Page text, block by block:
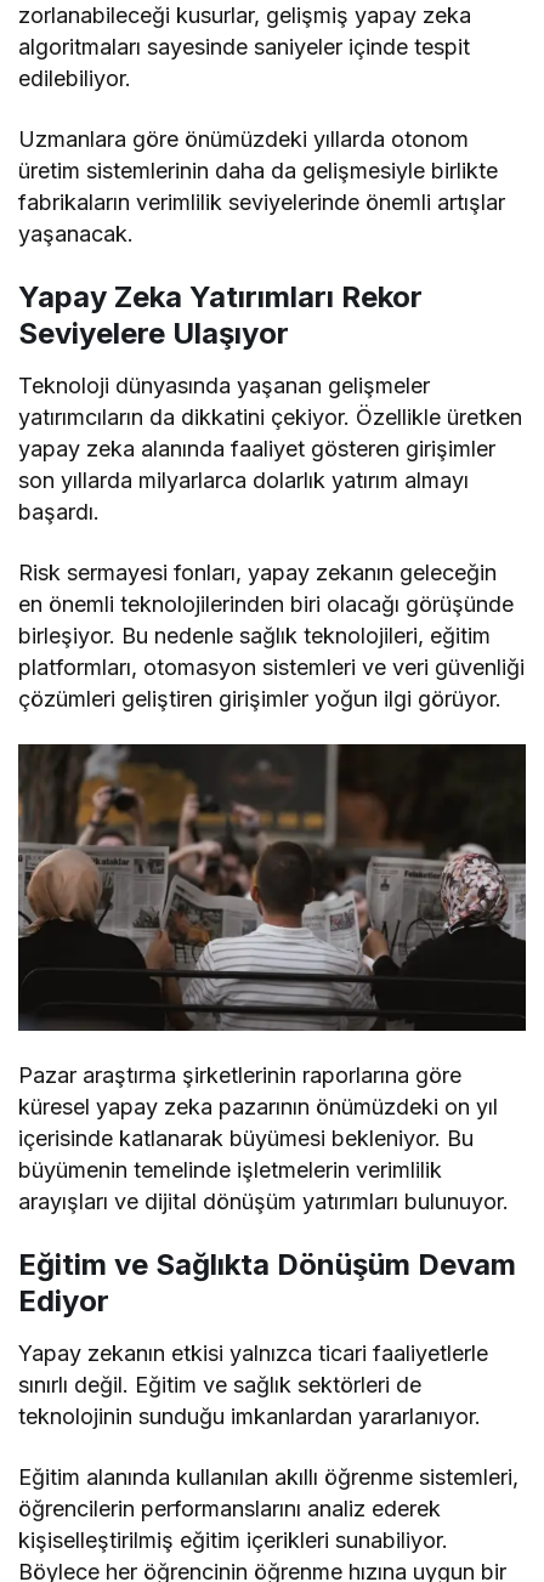
zorlanabileceği kusurlar, gelişmiş yapay zeka
algoritmaları sayesinde saniyeler içinde tespit
edilebiliyor.
Uzmanlara göre önümüzdeki yıllarda otonom
üretim sistemlerinin daha da gelişmesiyle birlikte
fabrikaların verimlilik seviyelerinde önemli artışlar
yaşanacak.
Yapay Zeka Yatırımları Rekor
Seviyelere Ulaşıyor
Teknoloji dünyasında yaşanan gelişmeler
yatırımcıların da dikkatini çekiyor. Özellikle üretken
yapay zeka alanında faaliyet gösteren girişimler
son yıllarda milyarlarca dolarlık yatırım almayı
başardı.
Risk sermayesi fonları, yapay zekanın geleceğin
en önemli teknolojilerinden biri olacağı görüşünde
birleşiyor. Bu nedenle sağlık teknolojileri, eğitim
platformları, otomasyon sistemleri ve veri güvenliği
çözümleri geliştiren girişimler yoğun ilgi görüyor.
Pazar araştırma şirketlerinin raporlarına göre
küresel yapay zeka pazarının önümüzdeki on yıl
içerisinde katlanarak büyümesi bekleniyor. Bu
büyümenin temelinde işletmelerin verimlilik
arayışları ve dijital dönüşüm yatırımları bulunuyor.
Eğitim ve Sağlıkta Dönüşüm Devam
Ediyor
Yapay zekanın etkisi yalnızca ticari faaliyetlerle
sınırlı değil. Eğitim ve sağlık sektörleri de
teknolojinin sunduğu imkanlardan yararlanıyor.
Eğitim alanında kullanılan akıllı öğrenme sistemleri,
öğrencilerin performanslarını analiz ederek
kişiselleştirilmiş eğitim içerikleri sunabiliyor.
Böylece her öğrencinin öğrenme hızına uygun bir